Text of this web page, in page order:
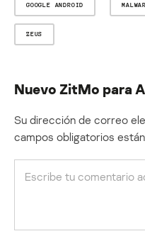
GOOGLE ANDROID
ZEUS
Nuevo ZitMo para
Su dirección de correo
campos obligatorios